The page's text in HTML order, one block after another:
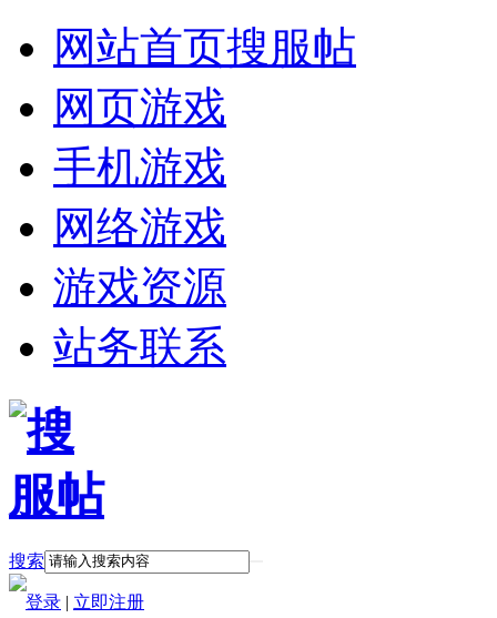
网站首页搜服帖
网页游戏
手机游戏
网络游戏
游戏资源
站务联系
搜索
登录 | 立即注册